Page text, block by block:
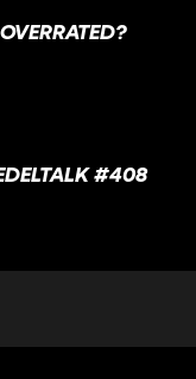
#408
die Ohren! Ihr wollt